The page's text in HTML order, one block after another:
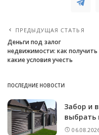
ПРЕДЫДУЩАЯ СТАТЬЯ
Деньги под залог
недвижимости: как получить
какие условия учесть
ПОСЛЕДНИЕ НОВОСТИ
Забор и
выбрать